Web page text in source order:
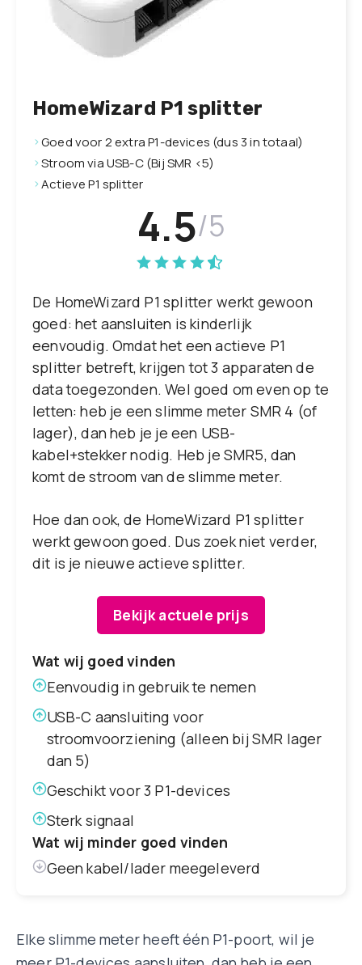
HomeWizard P1 splitter
Goed voor 2 extra P1-devices (dus 3 in totaal)
Stroom via USB-C (Bij SMR <5)
Actieve P1 splitter
4.5/5
De HomeWizard P1 splitter werkt gewoon
goed: het aansluiten is kinderlijk
eenvoudig. Omdat het een actieve P1
splitter betreft, krijgen tot 3 apparaten de
data toegezonden. Wel goed om even op te
letten: heb je een slimme meter SMR 4 (of
lager), dan heb je je een USB-
kabel+stekker nodig. Heb je SMR5, dan
komt de stroom van de slimme meter.
Hoe dan ook, de HomeWizard P1 splitter
werkt gewoon goed. Dus zoek niet verder,
dit is je nieuwe actieve splitter.
Bekijk actuele prijs
Wat wij goed vinden
Eenvoudig in gebruik te nemen
USB-C aansluiting voor
stroomvoorziening (alleen bij SMR lager
dan 5)
Geschikt voor 3 P1-devices
Sterk signaal
Wat wij minder goed vinden
Geen kabel/lader meegeleverd
Elke slimme meter heeft één P1-poort, wil je